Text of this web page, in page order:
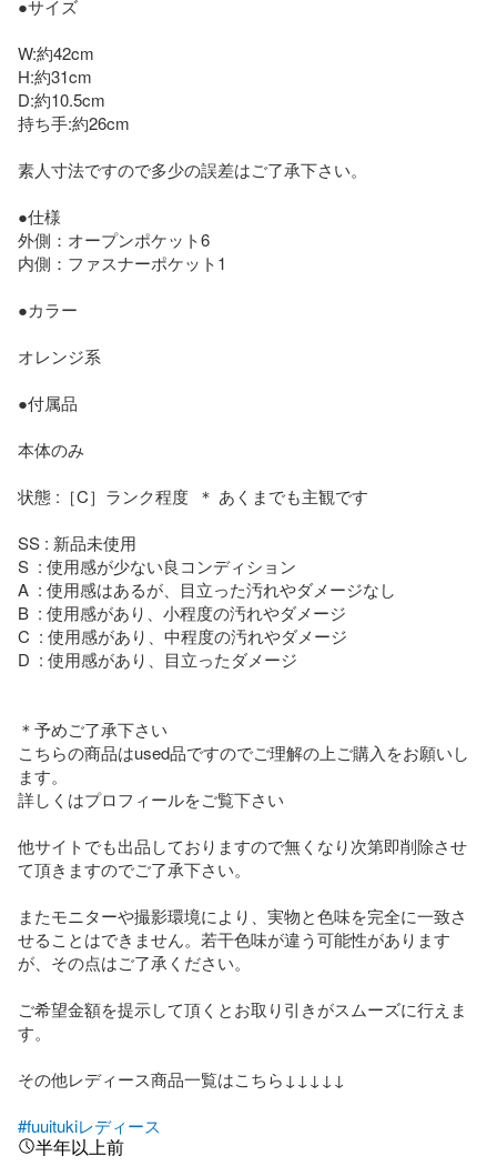
●サイズ
W:約42cm
H:約31cm
D:約10.5cm
持ち手:約26cm
素人寸法ですので多少の誤差はご了承下さい。
●仕様
外側：オープンポケット6
内側：ファスナーポケット1
●カラー
オレンジ系
●付属品
本体のみ
状態 :［C］ランク程度  ＊ あくまでも主観です
SS : 新品未使用
S  : 使用感が少ない良コンディション
A  : 使用感はあるが、目立った汚れやダメージなし
B  : 使用感があり、小程度の汚れやダメージ
C  : 使用感があり、中程度の汚れやダメージ
D  : 使用感があり、目立ったダメージ
＊予めご了承下さい
こちらの商品はused品ですのでご理解の上ご購入をお願いし
ます。
詳しくはプロフィールをご覧下さい
他サイトでも出品しておりますので無くなり次第即削除させ
て頂きますのでご了承下さい。
またモニターや撮影環境により、実物と色味を完全に一致さ
せることはできません。若干色味が違う可能性があります
が、その点はご了承ください。
ご希望金額を提示して頂くとお取り引きがスムーズに行えま
す。
その他レディース商品一覧はこちら↓↓↓↓↓
#fuuitukiレディース
半年以上前